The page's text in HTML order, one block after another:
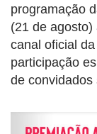
programação
(21 de
canal oficial
participação
de convidados